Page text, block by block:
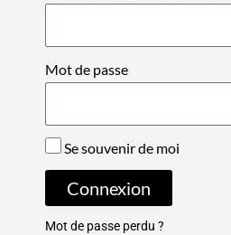
Mot de passe
Se souvenir de moi
Connexion
Mot de passe perdu ?